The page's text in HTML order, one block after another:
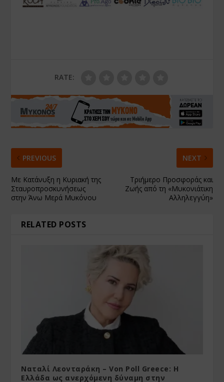
RATE:
PREVIOUS
Με Κατάνυξη η Κυριακή της
Σταυροπροσκυνήσεως
στην Άνω Μερά Μυκόνου
NEXT
Τριήμερο Προσφοράς και
Ζωής από τη «Μυκονιάτικη
Αλληλεγγύη»
RELATED POSTS
Ναταλί Λεονταράκη – Von Poll Greece: Η
Ελλάδα ως ανερχόμενη δύναμη στην